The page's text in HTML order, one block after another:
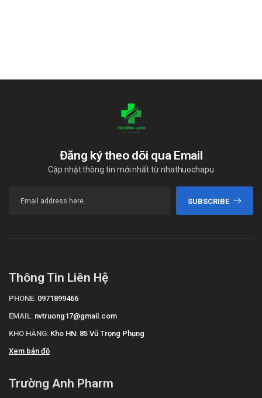
Đăng ký theo dõi qua Email
Cập nhật thông tin mới nhất từ nhathuochapu
SUBSCRIBE
Thông Tin Liên Hệ
PHONE: 0971899466
EMAIL: nvtruong17@gmail.com
KHO HÀNG: Kho HN: 85 Vũ Trọng Phụng
Xem bản đồ
Trường Anh Pharm